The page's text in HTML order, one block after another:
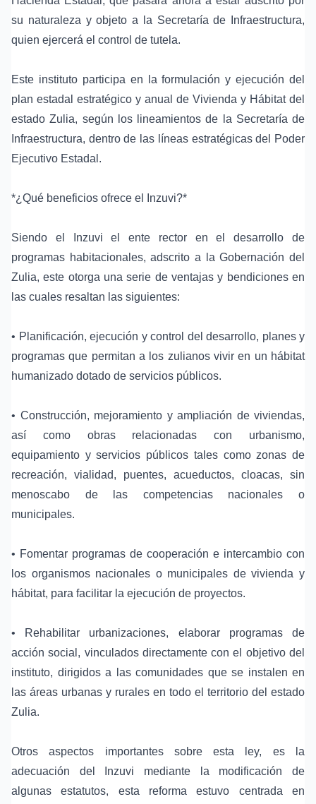
su naturaleza y objeto a la Secretaría de Infraestructura,
quien ejercerá el control de tutela.
Este instituto participa en la formulación y ejecución del
plan estadal estratégico y anual de Vivienda y Hábitat del
estado Zulia, según los lineamientos de la Secretaría de
Infraestructura, dentro de las líneas estratégicas del Poder
Ejecutivo Estadal.
*¿Qué beneficios ofrece el Inzuvi?*
Siendo el Inzuvi el ente rector en el desarrollo de
programas habitacionales, adscrito a la Gobernación del
Zulia, este otorga una serie de ventajas y bendiciones en
las cuales resaltan las siguientes:
• Planificación, ejecución y control del desarrollo, planes y
programas que permitan a los zulianos vivir en un hábitat
humanizado dotado de servicios públicos.
• Construcción, mejoramiento y ampliación de viviendas,
así como obras relacionadas con urbanismo,
equipamiento y servicios públicos tales como zonas de
recreación, vialidad, puentes, acueductos, cloacas, sin
menoscabo de las competencias nacionales o
municipales.
• Fomentar programas de cooperación e intercambio con
los organismos nacionales o municipales de vivienda y
hábitat, para facilitar la ejecución de proyectos.
• Rehabilitar urbanizaciones, elaborar programas de
acción social, vinculados directamente con el objetivo del
instituto, dirigidos a las comunidades que se instalen en
las áreas urbanas y rurales en todo el territorio del estado
Zulia.
Otros aspectos importantes sobre esta ley, es la
adecuación del Inzuvi mediante la modificación de
algunas estatutos, esta reforma estuvo centrada en